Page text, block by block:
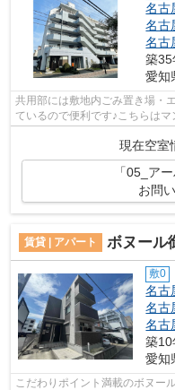
名古
名古
名古
築35
愛知
共用部には敷地内ごみ置き場・
ているので便利です♪こちらは
現在空室
「05_ア
お問
賃貸 | アパート ボヌール
敷0
名古
名古
名古
築10
愛知
こだわりポイント満載のボヌー